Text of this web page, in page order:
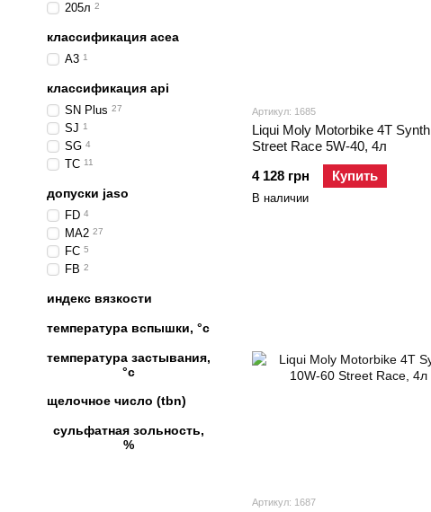
Артикул: 1685
Liqui Moly Motorbike 4T Synth
Street Race 5W-40, 4л
4 128 грн
Купить
В наличии
Артикул: 1687
205л 2
классификация acea
A3 1
классификация api
SN Plus 27
SJ 1
SG 4
TC 11
допуски jaso
FD 4
MA2 27
FC 5
FB 2
индекс вязкости
температура вспышки, °c
температура застывания,
°c
щелочное число (tbn)
сульфатная зольность,
%